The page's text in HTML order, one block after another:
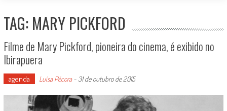
TAG: MARY PICKFORD
Filme de Mary Pickford, pioneira do cinema, é exibido no
Ibirapuera
agenda Luísa Pécora- 31 de outubro de 2015